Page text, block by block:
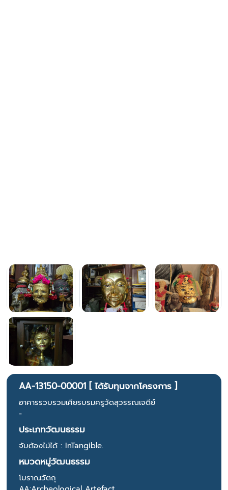
AA-13150-00001 [ ได้รับทุนจากโครงการ ]
อาคารรวบรวมเศียรบรมครูวัดสุวรรณเจดีย์
-
ประเภทวัฒนธรรม
จับต้องไม่ได้ : InTangible.
หมวดหมู่วัฒนธรรม
โบราณวัตถุ